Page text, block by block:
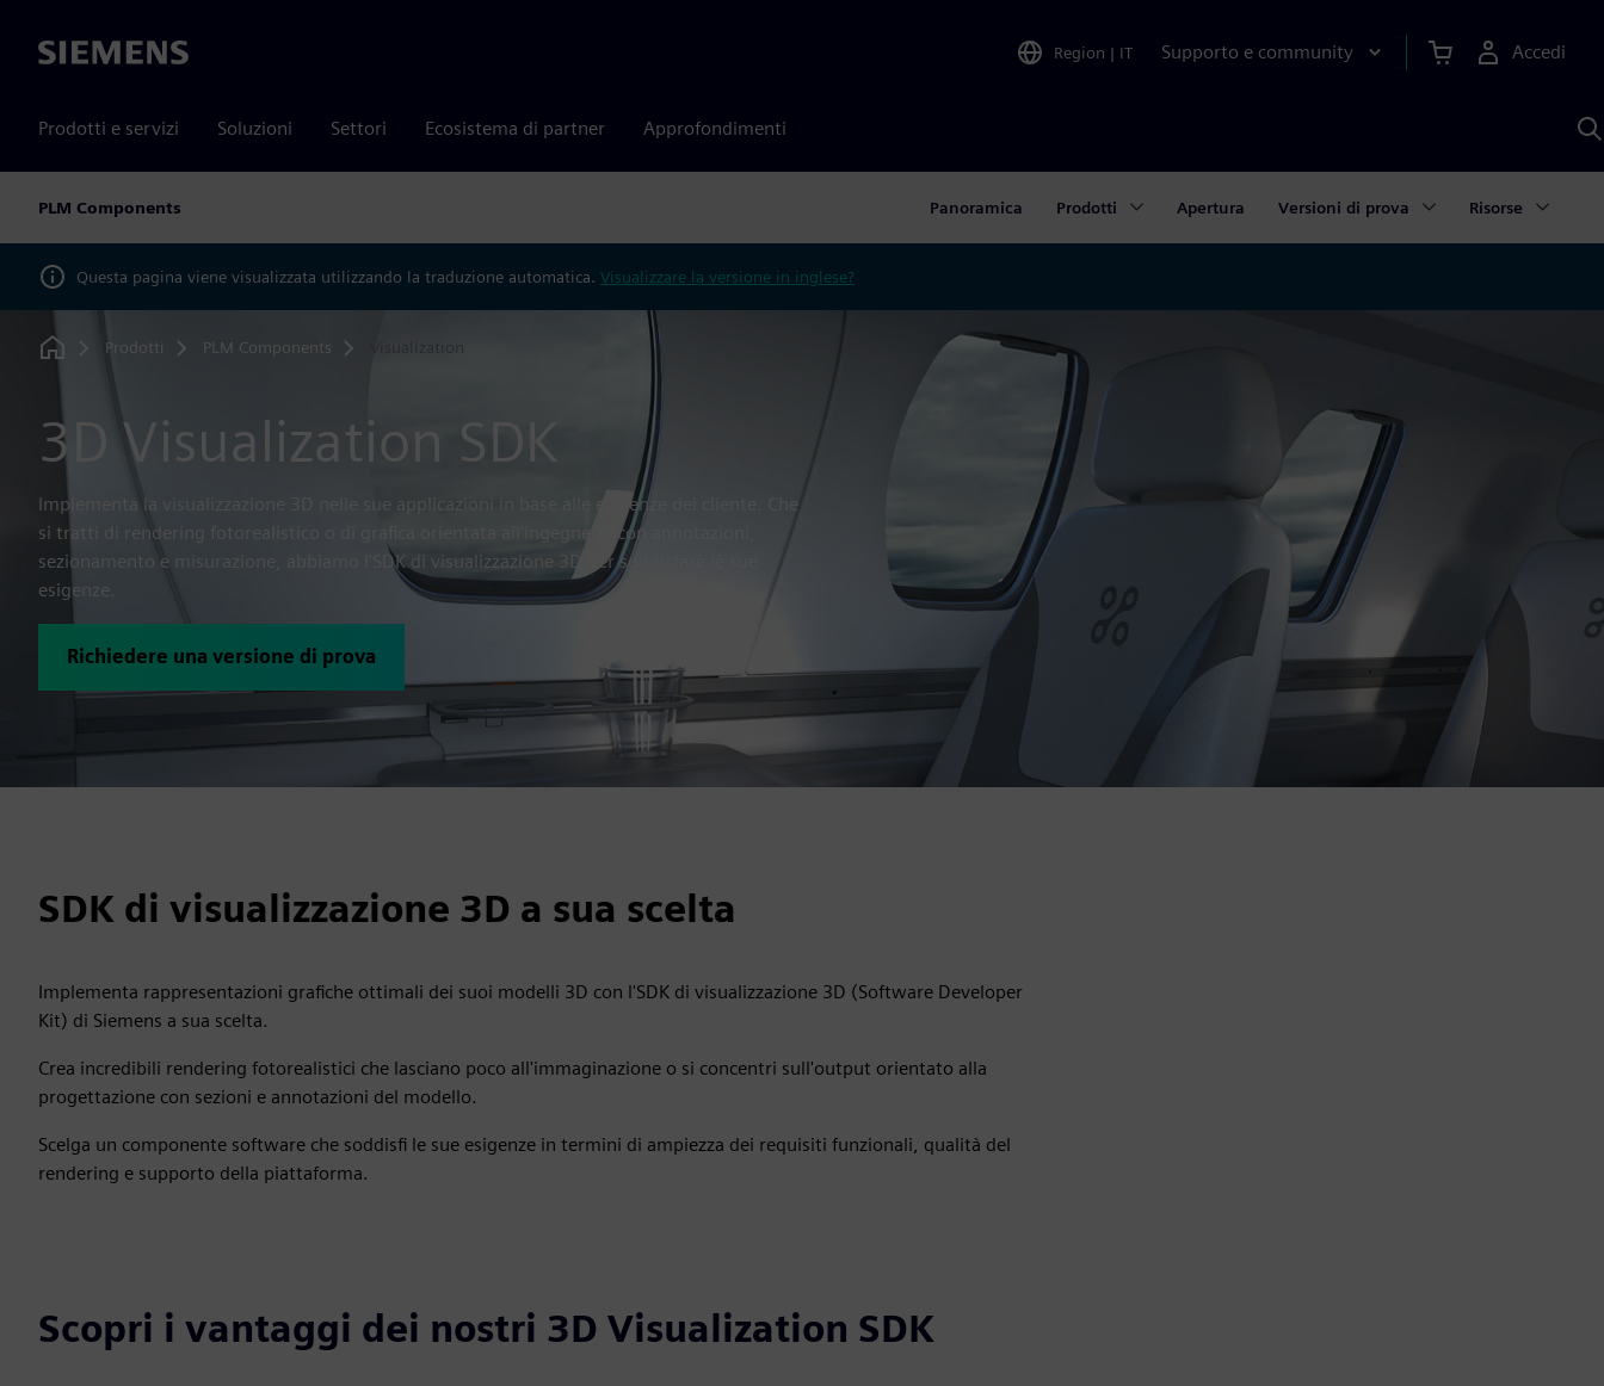
Siemens Region | IT Supporto e community Accedi
Prodotti e servizi Soluzioni Settori Ecosistema di partner Approfondimenti
PLM Components Panoramica Prodotti Apertura Versioni di prova Risorse
Questa pagina viene visualizzata utilizzando la traduzione automatica. Visualizzare la versione in inglese?
Home
Prodotti PLM Components
3D Visualization SDK
Implementa la visualizzazione 3D nelle sue applicazioni in base alle esigenze del cliente. Che
si tratti di rendering fotorealistico o di grafica orientata all'ingegneria con annotazioni,
sezionamento e misurazione, abbiamo l'SDK di visualizzazione 3D per soddisfare le sue
esigenze.
Richiedere una versione di prova
SDK di visualizzazione 3D a sua scelta
Implementa rappresentazioni grafiche ottimali dei suoi modelli 3D con l'SDK di visualizzazione 3D (Software Developer
Kit) di Siemens a sua scelta.
Crea incredibili rendering fotorealistici che lasciano poco all'immaginazione o si concentri sull'output orientato alla
progettazione con sezioni e annotazioni del modello.
Scelga un componente software che soddisfi le sue esigenze in termini di ampiezza dei requisiti funzionali, qualità del
rendering e supporto della piattaforma.
Scopri i vantaggi dei nostri 3D Visualization SDK